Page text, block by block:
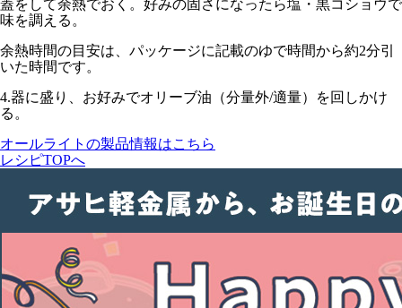
蓋をして余熱でおく。好みの固さになったら塩・黒コショウで
味を調える。
余熱時間の目安は、パッケージに記載のゆで時間から約2分引
いた時間です。
4.器に盛り、お好みでオリーブ油（分量外/適量）を回しかけ
る。
オールライトの製品情報はこちら
レシピTOPへ